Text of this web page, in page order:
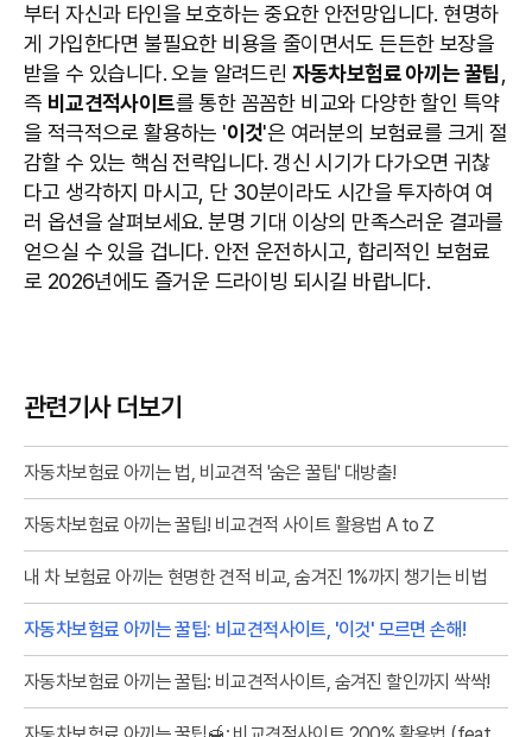
부터 자신과 타인을 보호하는 중요한 안전망입니다. 현명하
게 가입한다면 불필요한 비용을 줄이면서도 든든한 보장을
받을 수 있습니다. 오늘 알려드린 자동차보험료 아끼는 꿀팁
즉 비교견적사이트를 통한 꼼꼼한 비교와 다양한 할인 특약
을 적극적으로 활용하는 '이것'은 여러분의 보험료를 크게 절
감할 수 있는 핵심 전략입니다. 갱신 시기가 다가오면 귀찮
다고 생각하지 마시고, 단 30분이라도 시간을 투자하여 여
러 옵션을 살펴보세요. 분명 기대 이상의 만족스러운 결과를
얻으실 수 있을 겁니다. 안전 운전하시고, 합리적인 보험료
로 2026년에도 즐거운 드라이빙 되시길 바랍니다.
관련기사 더보기
자동차보험료 아끼는 법, 비교견적 '숨은 꿀팁' 대방출!
자동차보험료 아끼는 꿀팁! 비교견적 사이트 활용법 A to Z
내 차 보험료 아끼는 현명한 견적 비교, 숨겨진 1%까지 챙기는 비법
자동차보험료 아끼는 꿀팁: 비교견적사이트, '이것' 모르면 손해!
자동차보험료 아끼는 꿀팁: 비교견적사이트, 숨겨진 할인까지 싹싹!